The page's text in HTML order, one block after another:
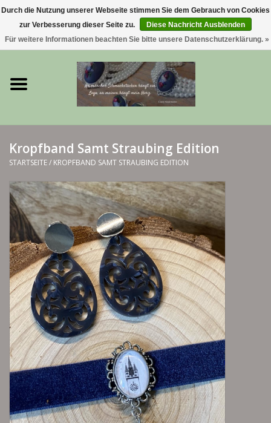
0 Artikel - €0,00
Trachtenschmuck & Ketten
exklusive Kropfketten
925 Silberschmuck
BERGliebe-Kollektion
Blütenkranzkollektion
I ❤️ bayerischer Wald Armband
Lieblingsmensch Kollektion
Ohrringe & Ohrstecker
Armbänder
Tücher
Kropfband Samt Straubing Edition
STARTSEITE/ KROPFBAND SAMT STRAUBING EDITION
Durch die Nutzung unserer Webseite stimmen Sie dem Gebrauch von Cookies
zur Verbesserung dieser Seite zu.
Diese Nachricht Ausblenden
Für weitere Informationen beachten Sie bitte unsere Datenschutzerklärung. »